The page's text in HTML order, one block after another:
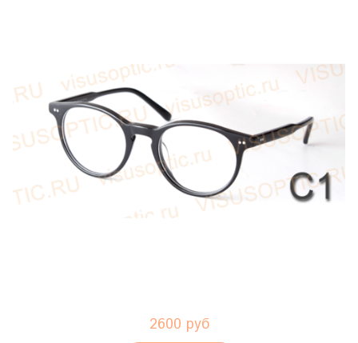
2600 руб